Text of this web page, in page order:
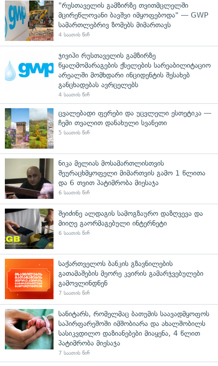
"რუსთაველის გამზირზე თვითმცლელში
მცირეწლოვანი ბავშვი იმყოფებოდა" — GWP
სამართლებრივ ზომებს მიმართავს
4 საათის წინ
ჯივიპი რუსთაველის გამზირზე
წყალმომარაგების ქსელების სარეაბილიტაციო
არეალში მომხდარი ინციდენტის შესახებ
განცხადებას ავრცელებს
4 საათის წინ
ცვალებადი ფერები და უცვლელი ესთეტიკა —
ჩემი თვალით დანახული სვანეთი
5 საათის წინ
ნიკა მელიას მოსამართლისთვის
შეურაცხმყოფელი მიმართვის გამო 1 წლითა
და 6 თვით პატიმრობა მიესაჯა
6 საათის წინ
შეიძინე ალდაგის სამოგზაურო დაზღვევა და
მიიღე გაორმაგებული ინტერნეტი
6 საათის წინ
საქართველოს ბანკის გზავნილების
გათამაშების მეორე კვირის გამარჯვებულები
გამოვლინდნენ
7 საათის წინ
სანიტარს, რომელმაც ბათუმის საავადმყოფოს
საპირფარეშოში იმშობიარა და ახალშობილს
სასიკვდილო დაზიანებები მიაყენა, 4 წლით
პატიმრობა მიესაჯა
7 საათის წინ